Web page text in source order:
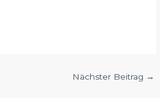
Nächster Beitrag →